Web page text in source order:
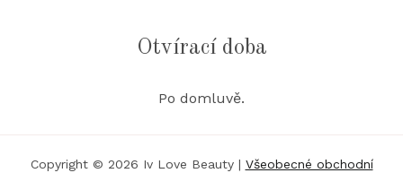
Otvírací doba
Po domluvě.
Copyright © 2026 Iv Love Beauty | Všeobecné obchodní